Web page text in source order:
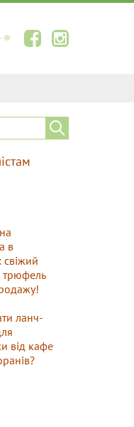
в
свіжий
ланч-
від кафе